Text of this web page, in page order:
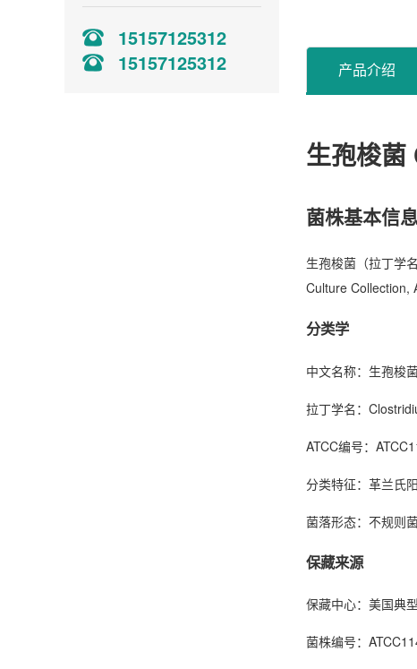
15157125312
15157125312
产品介绍
生孢梭
菌株基本信息
生孢梭菌（拉丁学
Culture Collection,
分类学
中文名称：生孢梭
拉丁学名：
ATCC编号：
分类特征：革兰氏
菌落形态：不规则
保藏来源
保藏中心：美国典
菌株编号：